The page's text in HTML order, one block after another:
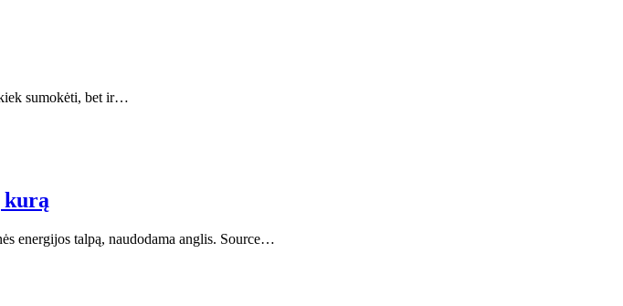
sumokėti, bet ir…
kurą
energijos talpą, naudodama anglis. Source…